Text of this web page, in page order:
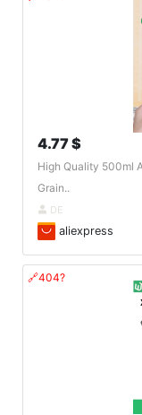
4.77 $
High Quality 500ml
Grain..
DE
aliexpress
🔗404?